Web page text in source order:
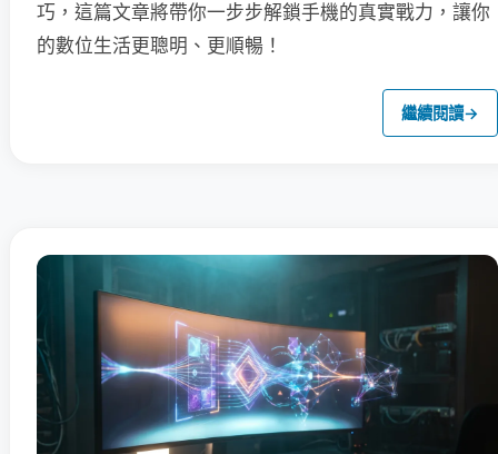
巧，這篇文章將帶你一步步解鎖手機的真實戰力，讓你
的數位生活更聰明、更順暢！
繼續閱讀→